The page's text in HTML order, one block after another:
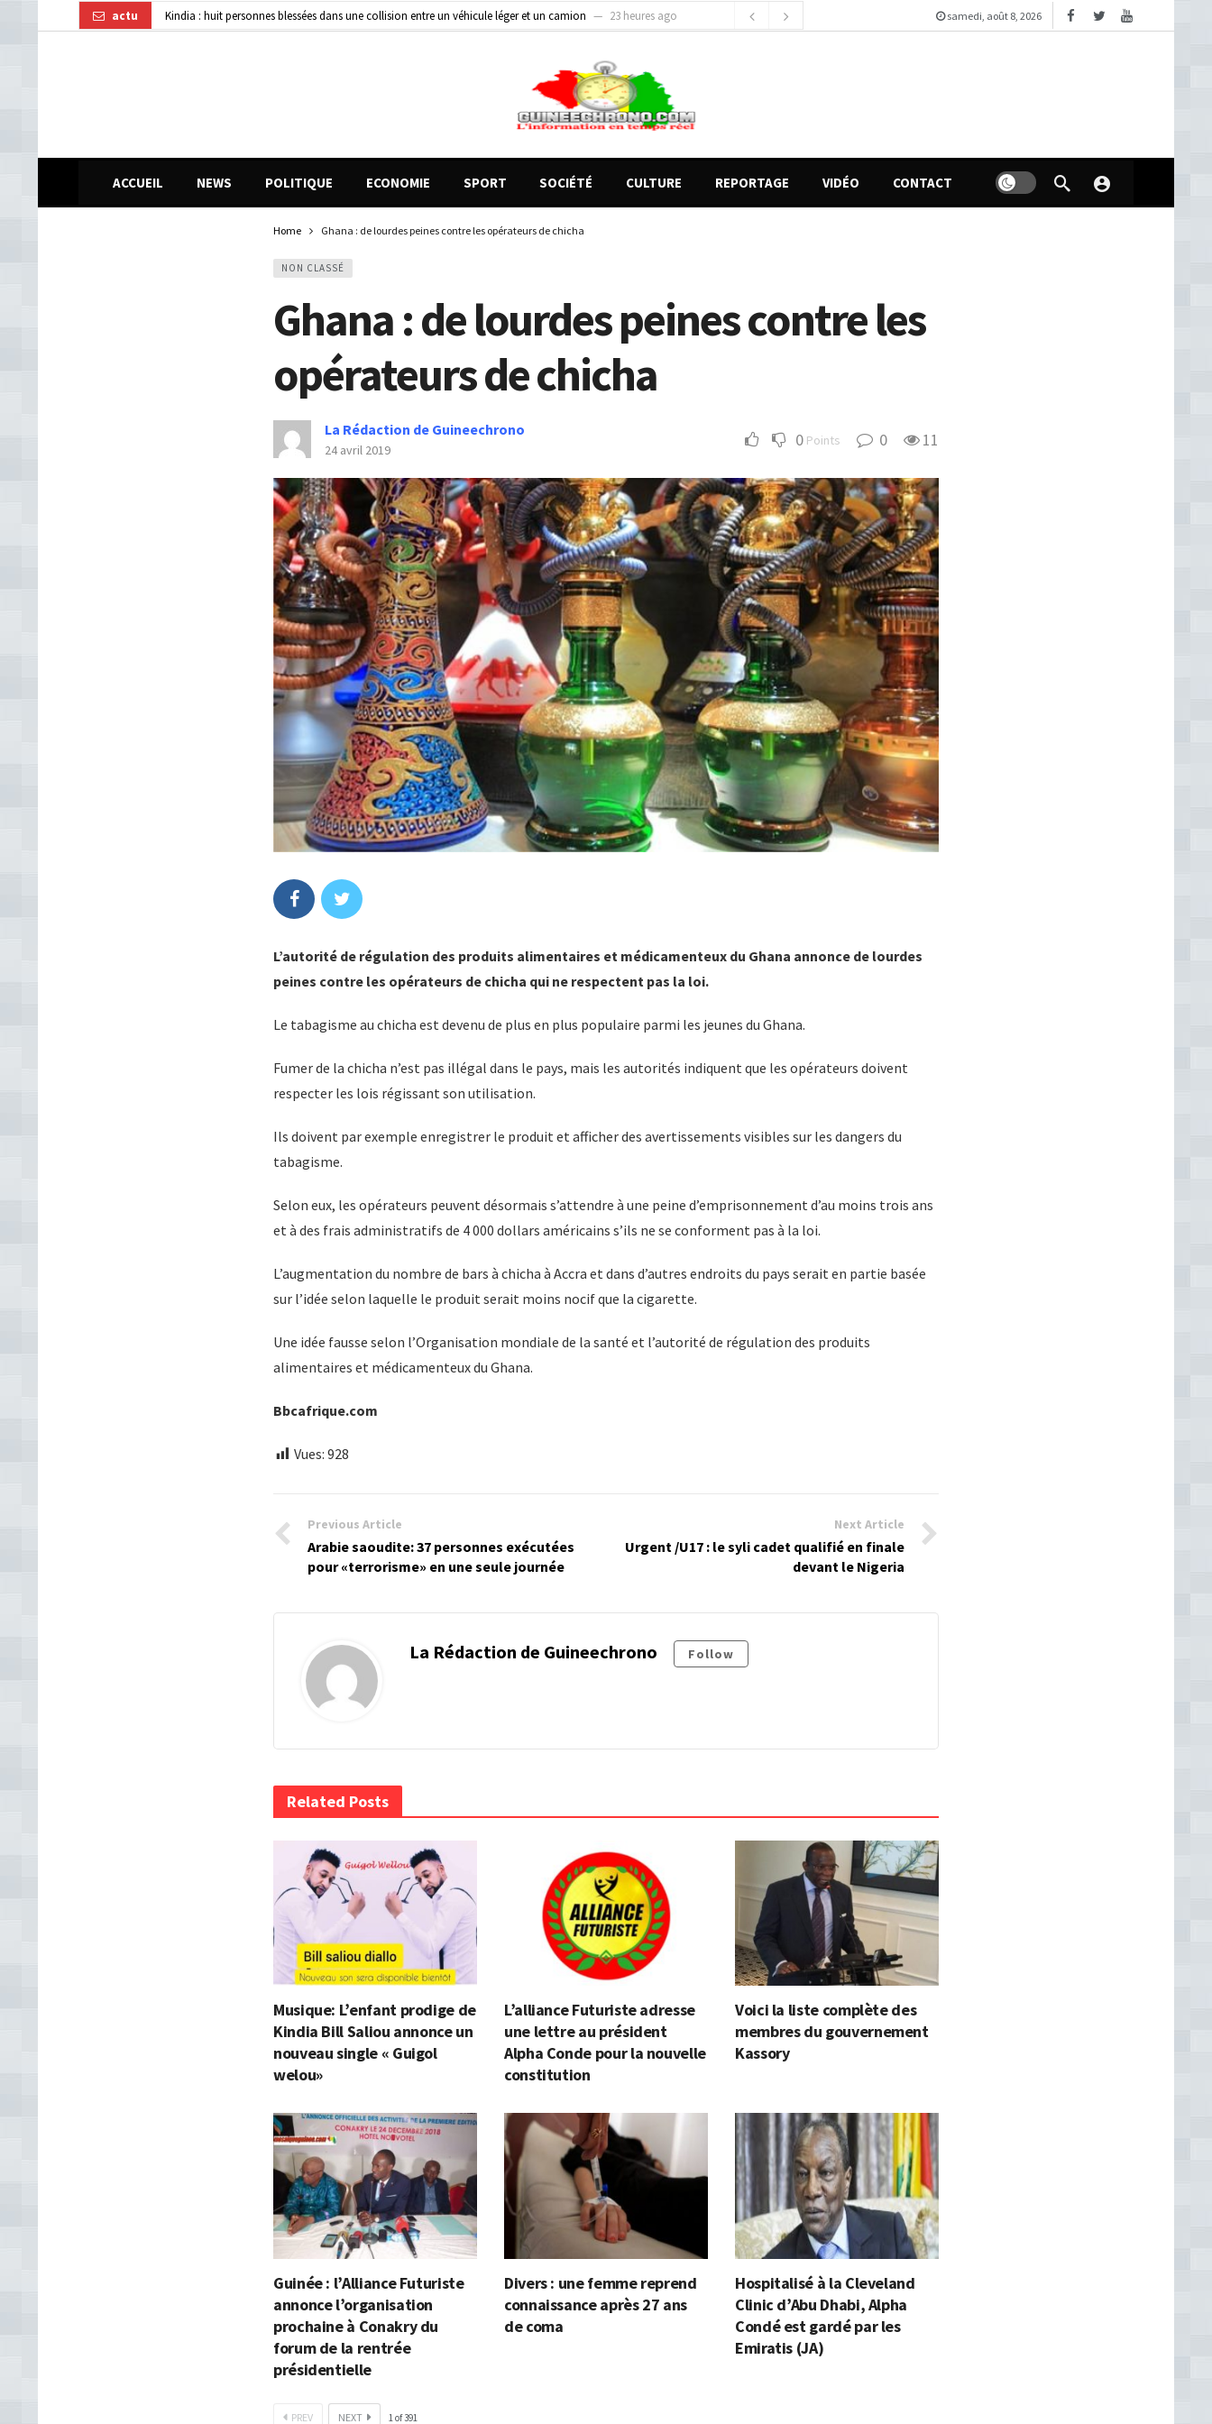
actu Kindia : huit personnes blessées dans une collision entre un véhicule léger et un camion
23 heures ago
Guinée : 11 présumés membres d’un réseau de vol de motos présentés, 12 engins saisis par les Services spéciaux
samedi, août 8, 2026
ACCUEIL NEWS POLITIQUE ECONOMIE SPORT SOCIÉTÉ CULTURE REPORTAGE VIDÉO CONTACT
Home Ghana : de lourdes peines contre les opérateurs de chicha
NON CLASSÉ
Ghana : de lourdes peines contre les
opérateurs de chicha
La Rédaction de Guineechrono
24 avril 2019 0 Points 0 11
L’autorité de régulation des produits alimentaires et médicamenteux du Ghana annonce de lourdes
peines contre les opérateurs de chicha qui ne respectent pas la loi.
Le tabagisme au chicha est devenu de plus en plus populaire parmi les jeunes du Ghana.
Fumer de la chicha n’est pas illégal dans le pays, mais les autorités indiquent que les opérateurs doivent
respecter les lois régissant son utilisation.
Ils doivent par exemple enregistrer le produit et afficher des avertissements visibles sur les dangers du
tabagisme.
Selon eux, les opérateurs peuvent désormais s’attendre à une peine d’emprisonnement d’au moins trois ans
et à des frais administratifs de 4 000 dollars américains s’ils ne se conforment pas à la loi.
L’augmentation du nombre de bars à chicha à Accra et dans d’autres endroits du pays serait en partie basée
sur l’idée selon laquelle le produit serait moins nocif que la cigarette.
Une idée fausse selon l’Organisation mondiale de la santé et l’autorité de régulation des produits
alimentaires et médicamenteux du Ghana.
Bbcafrique.com
Vues: 928
Previous Article
Arabie saoudite: 37 personnes exécutées
pour «terrorisme» en une seule journée
Next Article
Urgent /U17 : le syli cadet qualifié en finale
devant le Nigeria
La Rédaction de Guineechrono Follow
Related Posts
Musique: L’enfant prodige de
Kindia Bill Saliou annonce un
nouveau single « Guigol
welou»
L’alliance Futuriste adresse
une lettre au président
Alpha Conde pour la nouvelle
constitution
Voici la liste complète des
membres du gouvernement
Kassory
Guinée : l’Alliance Futuriste
annonce l’organisation
prochaine à Conakry du
forum de la rentrée
présidentielle
Divers : une femme reprend
connaissance après 27 ans
de coma
Hospitalisé à la Cleveland
Clinic d’Abu Dhabi, Alpha
Condé est gardé par les
Emiratis (JA)
PREV NEXT 1of391